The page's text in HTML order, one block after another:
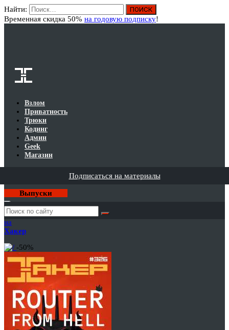
Найти:
Временная скидка 50% на годовую подписку!
Взлом
Приватность
Трюки
Кодинг
Админ
Geek
Магазин
Подписаться на материалы
Выпуски
Годовая
подписка
на
Хакер
-50%